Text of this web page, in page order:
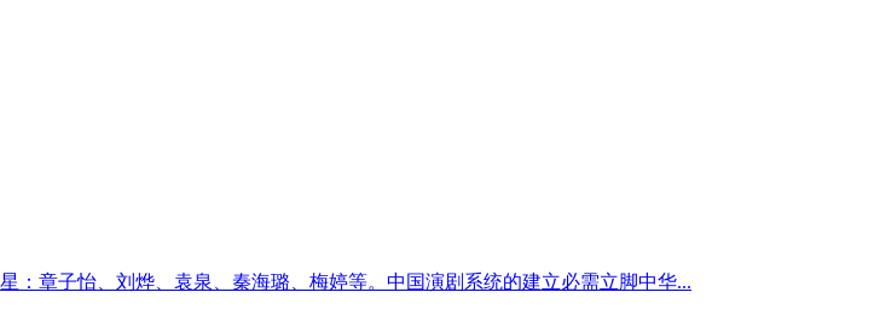
：章子怡、刘烨、袁泉、秦海璐、梅婷等。中国演剧系统的建立必需立脚中华...